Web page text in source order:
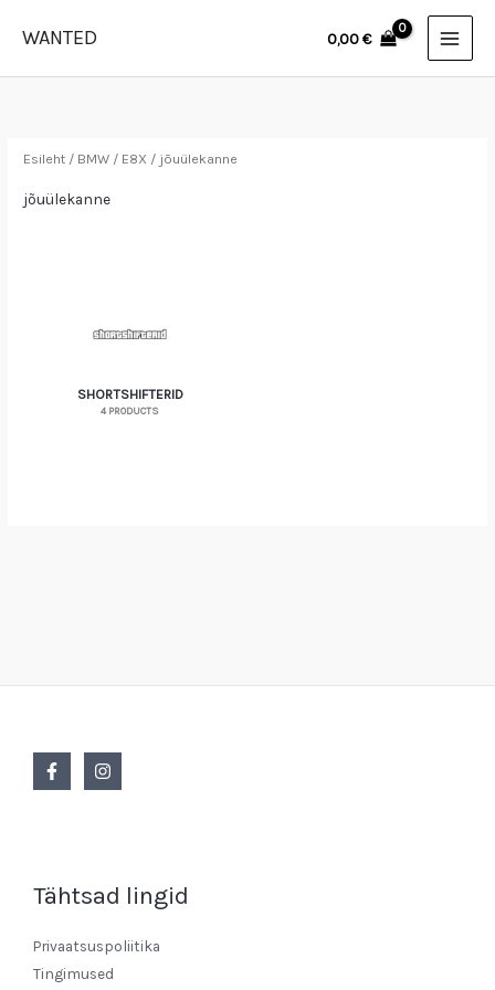
WANTED 0,00€
Esileht / BMW / E8X / jõuülekanne
jõuülekanne
SHORTSHIFTERID
4 PRODUCTS
Tähtsad lingid
Privaatsuspoliitika
Tingimused